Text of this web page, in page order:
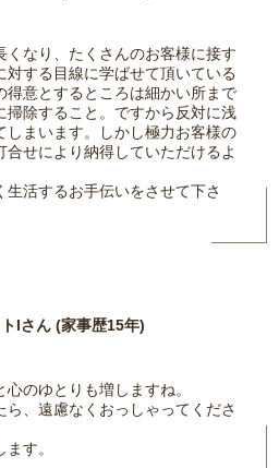
くなり、たくさんのお客様に接す
対する目線に学ばせて頂いている
得意とするところは細かい所まで
掃除すること。ですから反対に浅
しまいます。しかし極力お客様の
せにより納得していただけるよ
生活するお手伝いをさせて下さ
Iさん (家事歴15年)
のゆとりも増しますね。
、遠慮なくおっしゃってくださ
す。